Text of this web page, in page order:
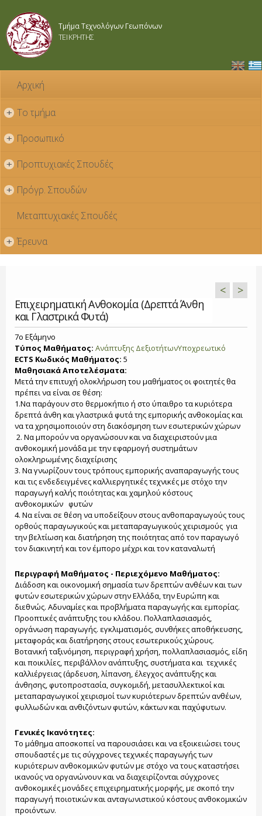
κυρίως
Τμήμα Τεχνολόγων Γεωπόνων
ΤΕΙ ΚΡΗΤΗΣ
Αρχική
+ Το τμήμα
+ Προσωπικό
+ Προπτυχιακές Σπουδές
+ Πρόγρ. Σπουδών
Μεταπτυχιακές Σπουδές
+ Έρευνα
Επιχειρηματική Ανθοκομία (Δρεπτά Άνθη
και Γλαστρικά Φυτά)
< >
7o Εξάμηνο
Τύπος Μαθήματος: Ανάπτυξης ΔεξιοτήτωνΥποχρεωτικό
ECTS Κωδικός Μαθήματος: 5
Μαθησιακά Αποτελέσματα:
Μετά την επιτυχή ολοκλήρωση του μαθήματος οι φοιτητές θα
πρέπει να είναι σε θέση:
1.Nα παράγουν στο θερμοκήπιο ή στο ύπαιθρο τα κυριότερα
δρεπτά άνθη και γλαστρικά φυτά της εμπορικής ανθοκομίας και
να τα χρησιμοποιούν στη διακόσμηση των εσωτερικών χώρων
2. Να μπορούν να οργανώσουν και να διαχειριστούν μια
ανθοκομική μονάδα με την εφαρμογή συστημάτων
ολοκληρωμένης διαχείρισης
3. Να γνωρίζουν τους τρόπους εμπορικής αναπαραγωγής τους
και τις ενδεδειγμένες καλλιεργητικές τεχνικές με στόχο την
παραγωγή καλής ποιότητας και χαμηλού κόστους
ανθοκομικών φυτών
4. Να είναι σε θέση να υποδείξουν στους ανθοπαραγωγούς τους
ορθούς παραγωγικούς και μεταπαραγωγικούς χειρισμούς για
την βελτίωση και διατήρηση της ποιότητας από τον παραγωγό
τον διακινητή και τον έμπορο μέχρι και τον καταναλωτή
Περιγραφή Μαθήματος - Περιεχόμενο Μαθήματος:
Διάδοση και οικονομική σημασία των δρεπτών ανθέων και των
φυτών εσωτερικών χώρων στην Ελλάδα, την Ευρώπη και
διεθνώς. Αδυναμίες και προβλήματα παραγωγής και εμπορίας.
Προοπτικές ανάπτυξης του κλάδου. Πολλαπλασιασμός,
οργάνωση παραγωγής. εγκλιματισμός, συνθήκες αποθήκευσης,
μεταφοράς και διατήρησης στους εσωτερικούς χώρους.
Βοτανική ταξινόμηση, περιγραφή χρήση, πολλαπλασιασμός, είδη
και ποικιλίες, περιβάλλον ανάπτυξης, συστήματα και τεχνικές
καλλιέργειας (άρδευση, λίπανση, έλεγχος ανάπτυξης και
άνθησης, φυτοπροστασία, συγκομιδή, μετασυλλεκτικοί και
μεταπαραγωγικοί χειρισμοί των κυριότερων δρεπτών ανθέων,
φυλλωδών και ανθιζόντων φυτών, κάκτων και παχύφυτων.
Γενικές Ικανότητες:
Το μάθημα αποσκοπεί να παρουσιάσει και να εξοικειώσει τους
σπουδαστές με τις σύγχρονες τεχνικές παραγωγής των
κυριότερων ανθοκομικών φυτών με στόχο να τους καταστήσει
ικανούς να οργανώνουν και να διαχειρίζονται σύγχρονες
ανθοκομικές μονάδες επιχειρηματικής μορφής, με σκοπό την
παραγωγή ποιοτικών και ανταγωνιστικού κόστους ανθοκομικών
προιόντων.